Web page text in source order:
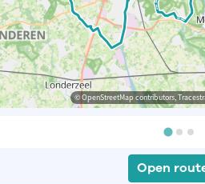
© OpenStreetMap contributors,
Open